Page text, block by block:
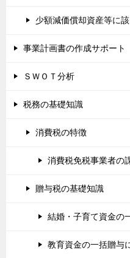
少額減価償却資産等に
事業計画書の作成サポート
ＳＷＯＴ分析
税務の基礎知識
消費税の特徴
消費税免税事業者の
贈与税の基礎知識
結婚・子育て資金の
教育資金の一括贈与